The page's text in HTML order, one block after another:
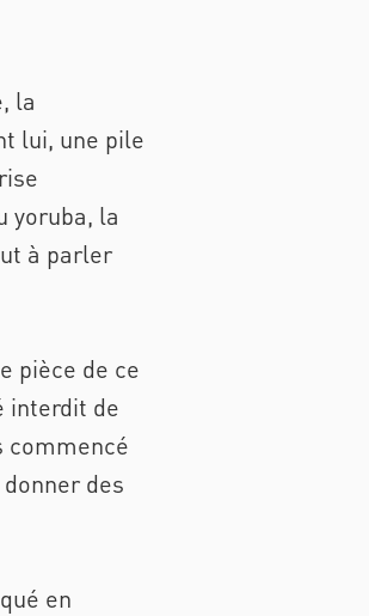
la
lui, une pile
yoruba, la
à parler
pièce de ce
interdit de
commencé
des
en